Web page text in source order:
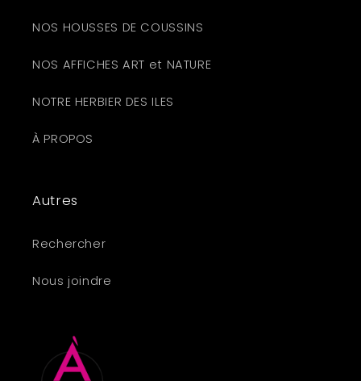
NOS HOUSSES DE COUSSINS
NOS AFFICHES ART et NATURE
NOTRE HERBIER DES ILES
À PROPOS
Autres
Rechercher
Nous joindre